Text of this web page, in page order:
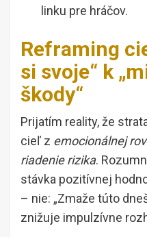
linku pre hráčov.
Reframing
si svoje“ k
škody“
Prijatím reality, že
cieľ z emocionálnej
riadenie rizika.
stávka pozitívnej
– nie: „Zmaže túto
znižuje impulzívne